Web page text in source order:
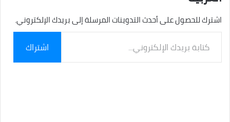
اشترك للحصول على أحدث التدوينات المرسلة إلى بريدك الإلكتروني.
بريدك
الإلكتروني...
اشتراك